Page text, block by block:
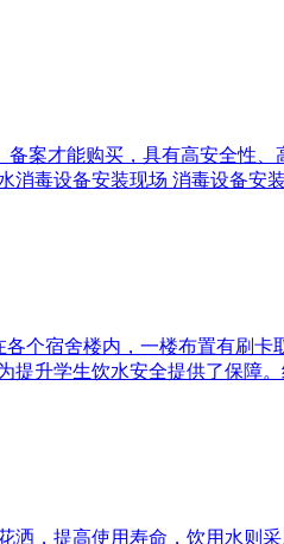
案才能购买，具有高安全性、
消毒设备安装现场 消毒设备安
个宿舍楼内，一楼布置有刷卡
提升学生饮水安全提供了保障
洒，提高使用寿命，饮用水则